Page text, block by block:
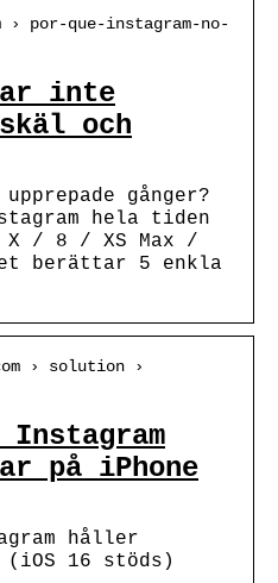
por-que-instagram-no-
inte
och
gånger?
hela tiden
X / 8 / XS Max /
berättar 5 enkla
› solution ›
på iPhone
håller
(iOS 16 stöds)